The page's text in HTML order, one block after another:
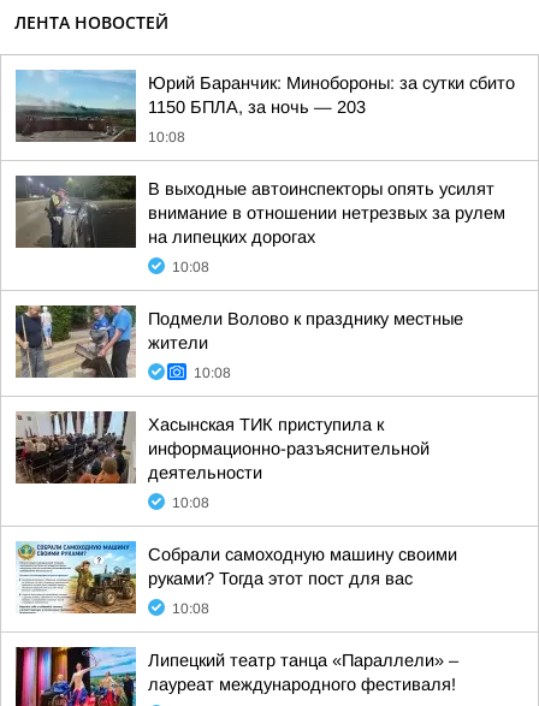
ЛЕНТА НОВОСТЕЙ
Юрий Баранчик: Минобороны: за сутки сбито
1150 БПЛА, за ночь — 203
10:08
В выходные автоинспекторы опять усилят
внимание в отношении нетрезвых за рулем
на липецких дорогах
10:08
Подмели Волово к празднику местные
жители
10:08
Хасынская ТИК приступила к
информационно-разъяснительной
деятельности
10:08
Собрали самоходную машину своими
руками? Тогда этот пост для вас
10:08
Липецкий театр танца «Параллели» –
лауреат международного фестиваля!